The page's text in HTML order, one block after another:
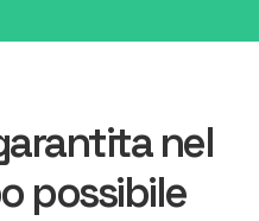
nel
possibile